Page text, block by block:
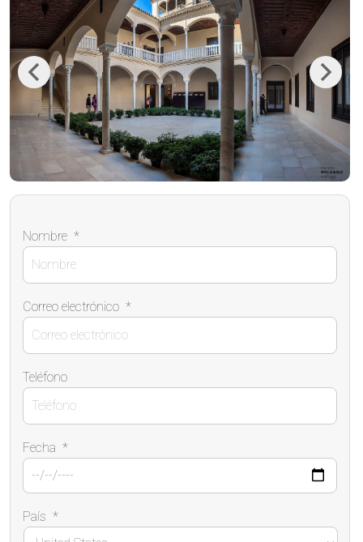
Previous Next
Nombre *
Correo electrónico *
Teléfono
Fecha *
País *